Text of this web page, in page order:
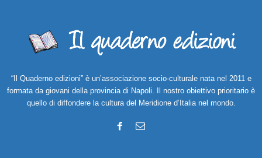
“Il Quaderno edizioni” è un’associazione socio-culturale nata nel 2011 e
formata da giovani della provincia di Napoli. Il nostro obiettivo prioritario è
quello di diffondere la cultura del Meridione d’Italia nel mondo.